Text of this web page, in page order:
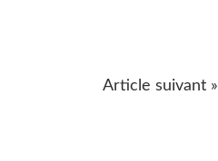
Article suivant »